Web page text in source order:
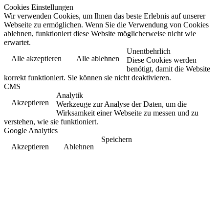
Cookies Einstellungen
Wir verwenden Cookies, um Ihnen das beste Erlebnis auf unserer
Webseite zu ermöglichen. Wenn Sie die Verwendung von Cookies
ablehnen, funktioniert diese Website möglicherweise nicht wie
erwartet.
Alle akzeptieren
Alle ablehnen
Unentbehrlich
Diese Cookies werden
benötigt, damit die Website
korrekt funktioniert. Sie können sie nicht deaktivieren.
CMS
Akzeptieren
Analytik
Werkzeuge zur Analyse der Daten, um die
Wirksamkeit einer Webseite zu messen und zu
verstehen, wie sie funktioniert.
Google Analytics
Akzeptieren
Ablehnen
Speichern